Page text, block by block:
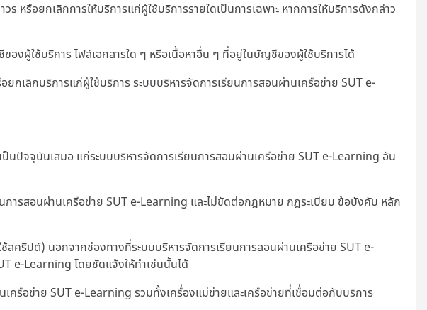
รือยกเลิกการให้บริการแก่ผู้ใช้บริการรายใดเป็นการเฉพาะ หากการให้บริการดังกล่าว
องผู้ใช้บริการ ไฟล์เอกสารใด ๆ หรือเนื้อหาอื่น ๆ ที่อยู่ในบัญชีของผู้ใช้บริการได้
เลิกบริการแก่ผู้ใช้บริการ ระบบบริหารจัดการเรียนการสอนผ่านเครือข่าย SUT e-
ปัจจุบันเสมอ แก่ระบบบริหารจัดการเรียนการสอนผ่านเครือข่าย SUT e-Learning อัน
ารสอนผ่านเครือข่าย SUT e-Learning และไม่ขัดต่อกฎหมาย กฎระเบียบ ข้อบังคับ หลัก
ช้สคริปต์) นอกจากช่องทางที่ระบบบริหารจัดการเรียนการสอนผ่านเครือข่าย SUT e-
e-Learning โดยชัดแจ้งให้ทำเช่นนั้นได้
ครือข่าย SUT e-Learning รวมทั้งเครื่องแม่ข่ายและเครือข่ายที่เชื่อมต่อกับบริการ